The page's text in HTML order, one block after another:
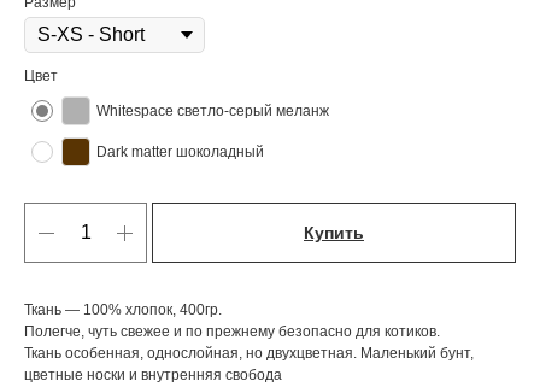
Цвет
Whitespace светло-серый меланж
Dark matter шоколадный
Купить
Ткань — 100% хлопок, 400гр.
Полегче, чуть свежее и по прежнему безопасно для котиков.
Ткань особенная, однослойная, но двухцветная. Маленький бунт,
цветные носки и внутренняя свобода